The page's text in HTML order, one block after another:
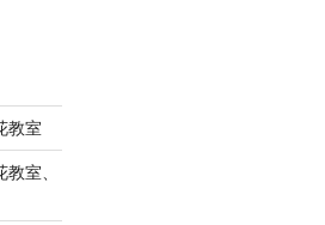
教室
室、